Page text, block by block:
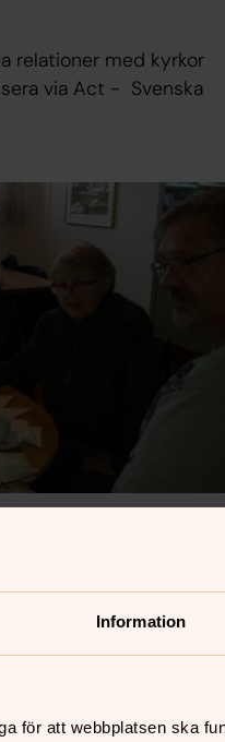
Information
för att webbplatsen ska
relationer med kyrkor
via Act - Svenska